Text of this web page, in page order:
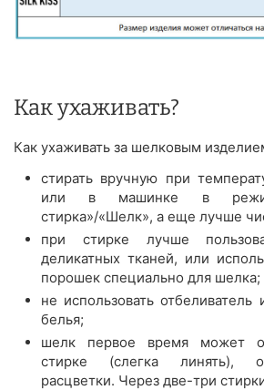
Как ухаживать?
Как ухаживать за шелковым
стирать вручную при
или в машинке в
стирка»/«Шелк», а еще лучше
при стирке лучше
деликатных тканей, или
порошек специально для шелка;
не использовать
белья;
шелк первое время может
стирке (слегка линять),
расцветки. Через две-три